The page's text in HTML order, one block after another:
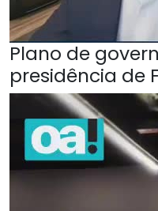
Plano de
presidência de